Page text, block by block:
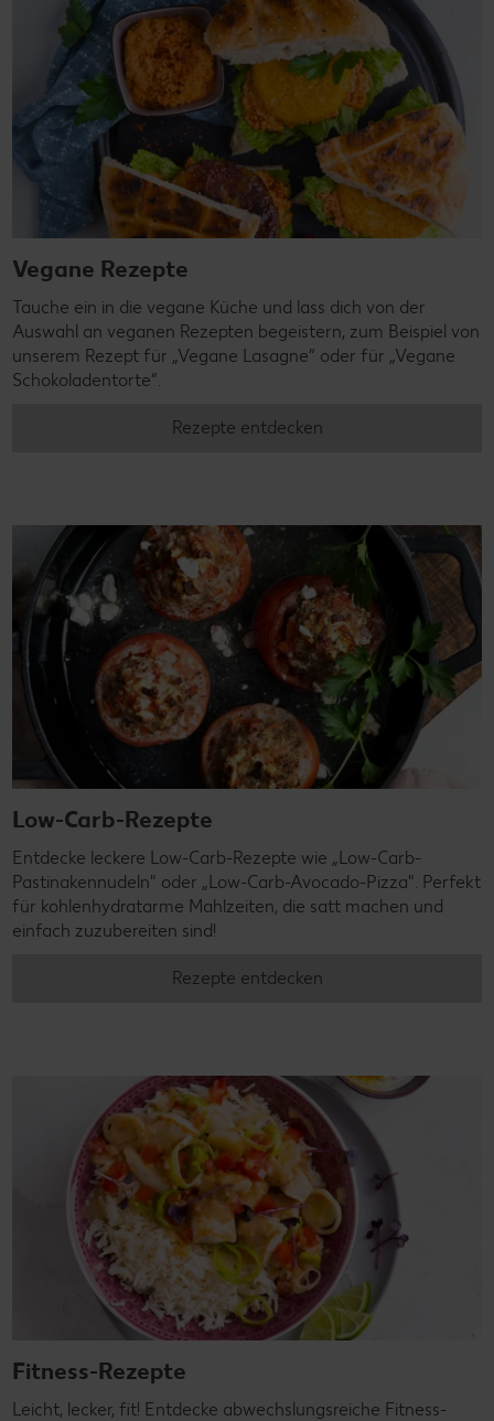
Vegane Rezepte
Tauche ein in die vegane Küche und lass dich von der
Auswahl an veganen Rezepten begeistern, zum Beispiel von
unserem Rezept für „Vegane Lasagne“ oder für „Vegane
Schokoladentorte“.
Rezepte entdecken
Low-Carb-Rezepte
Entdecke leckere Low-Carb-Rezepte wie „Low-Carb-
Pastinakennudeln" oder „Low-Carb-Avocado-Pizza". Perfekt
für kohlenhydratarme Mahlzeiten, die satt machen und
einfach zuzubereiten sind!
Rezepte entdecken
Fitness-Rezepte
Leicht, lecker, fit! Entdecke abwechslungsreiche Fitness-